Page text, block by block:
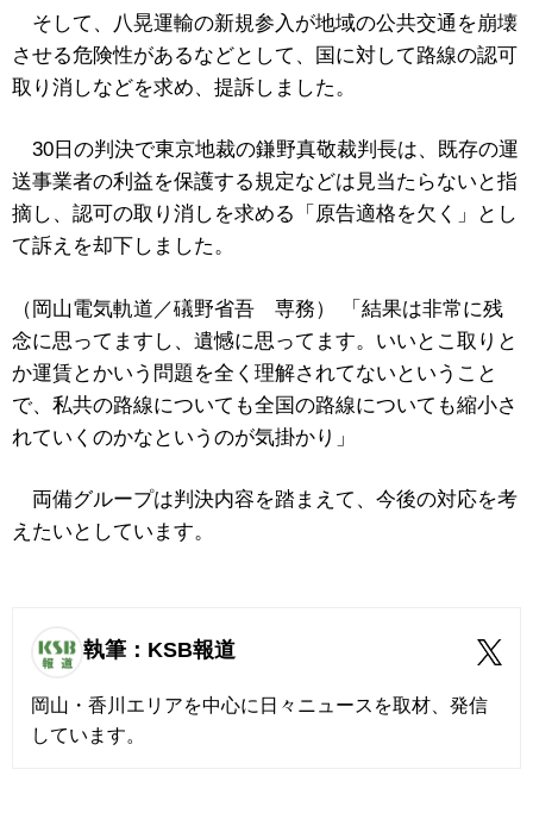
そして、八晃運輸の新規参入が地域の公共交通を崩壊
させる危険性があるなどとして、国に対して路線の認可
取り消しなどを求め、提訴しました。
30日の判決で東京地裁の鎌野真敬裁判長は、既存の運
送事業者の利益を保護する規定などは見当たらないと指
摘し、認可の取り消しを求める「原告適格を欠く」とし
て訴えを却下しました。
（岡山電気軌道／礒野省吾 専務） 「結果は非常に残
念に思ってますし、遺憾に思ってます。いいとこ取りと
か運賃とかいう問題を全く理解されてないということ
で、私共の路線についても全国の路線についても縮小さ
れていくのかなというのが気掛かり」
両備グループは判決内容を踏まえて、今後の対応を考
えたいとしています。
執筆：KSB報道
岡山・香川エリアを中心に日々ニュースを取材、発信
しています。